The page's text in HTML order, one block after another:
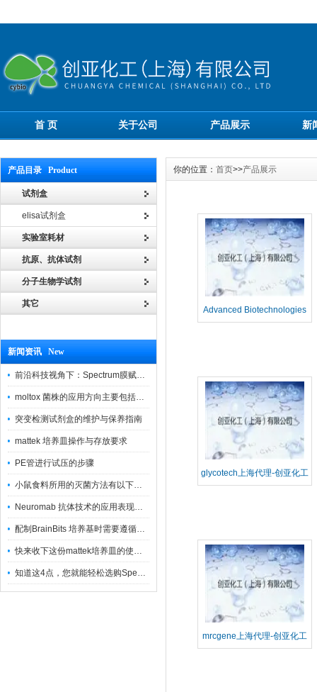
首 页 关于公司 产品展示 新
产品目录 Product
试剂盒
elisa试剂盒
实验室耗材
抗原、抗体试剂
分子生物学试剂
其它
新闻资讯 New
前沿科技视角下：Spectrum膜赋能精密制造
moltox 菌株的应用方向主要包括以下几个方面
突变检测试剂盒的维护与保养指南
mattek 培养皿操作与存放要求
PE管进行试压的步骤
小鼠食料所用的灭菌方法有以下三种
Neuromab 抗体技术的应用表现在这几方面
配制BrainBits 培养基时需要遵循的原则
快来收下这份mattek培养皿的使用指南
知道这4点，您就能轻松选购Spectrum 膜
你的位置： 首页>>产品展示
Advanced Biotechnologies
Inc上海代理-创亚化工
glycotech上海代理-创亚化工
mrcgene上海代理-创亚化工